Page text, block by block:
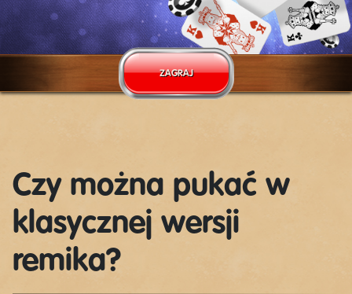
ZAGRAJ
Czy można pukać w
klasycznej wersji
remika?